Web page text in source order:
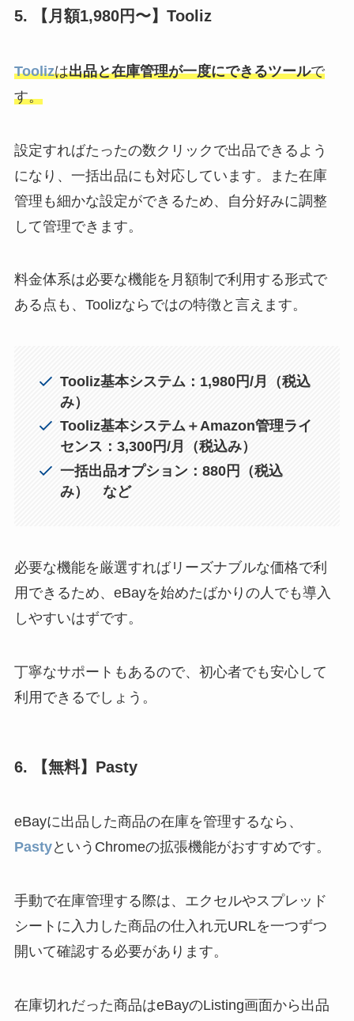
5. 【月額1,980円〜】Tooliz
Toolizは出品と在庫管理が一度にできるツールで
す。
設定すればたったの数クリックで出品できるよう
になり、一括出品にも対応しています。また在庫
管理も細かな設定ができるため、自分好みに調整
して管理できます。
料金体系は必要な機能を月額制で利用する形式で
ある点も、Toolizならではの特徴と言えます。
Tooliz基本システム：1,980円/月（税込
み）
Tooliz基本システム＋Amazon管理ライ
センス：3,300円/月（税込み）
一括出品オプション：880円（税込
み） など
必要な機能を厳選すればリーズナブルな価格で利
用できるため、eBayを始めたばかりの人でも導入
しやすいはずです。
丁寧なサポートもあるので、初心者でも安心して
利用できるでしょう。
6. 【無料】Pasty
eBayに出品した商品の在庫を管理するなら、
PastyというChromeの拡張機能がおすすめです。
手動で在庫管理する際は、エクセルやスプレッド
シートに入力した商品の仕入れ元URLを一つずつ
開いて確認する必要があります。
在庫切れだった商品はeBayのListing画面から出品